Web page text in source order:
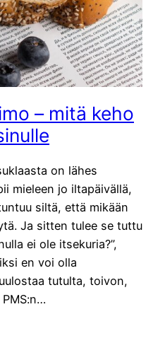
– mitä keho
on lähes
mieleen jo iltapäivällä,
siltä, että mikään
Ja sitten tulee se tuttu
ei ole itsekuria?”,
en voi olla
tutulta, toivon,